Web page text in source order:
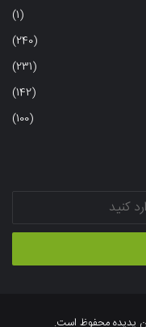
(1)
(240)
(231)
(142)
(100)
پدیده محفوظ است.